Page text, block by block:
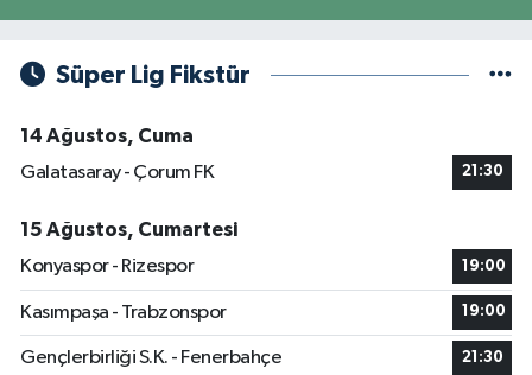
Süper Lig Fikstür
14 Ağustos, Cuma
Galatasaray - Çorum FK
21:30
15 Ağustos, Cumartesi
Konyaspor - Rizespor
19:00
Kasımpaşa - Trabzonspor 19:00
Gençlerbirliği S.K. - Fenerbahçe 21:30